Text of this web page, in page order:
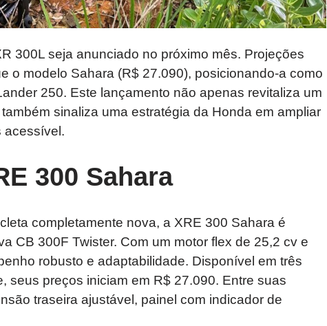
300L seja anunciado no próximo mês. Projeções
o modelo Sahara (R$ 27.090), posicionando-a como
250. Este lançamento não apenas revitaliza um
sinaliza uma estratégia da Honda em ampliar
acessível.
300 Sahara
completamente nova, a XRE 300 Sahara é
CB 300F Twister. Com um motor flex de 25,2 cv e
robusto e adaptabilidade. Disponível em três
seus preços iniciam em R$ 27.090. Entre suas
traseira ajustável, painel com indicador de